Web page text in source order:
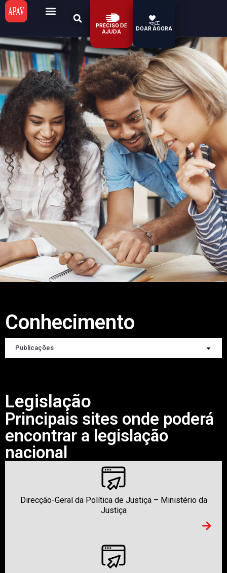
PRECISO DE
AJUDA
DOAR AGORA
Conhecimento
Publicações
Legislação
Principais sites onde poderá
encontrar a legislação
nacional
Direcção-Geral da Política de Justiça – Ministério da
Justiça